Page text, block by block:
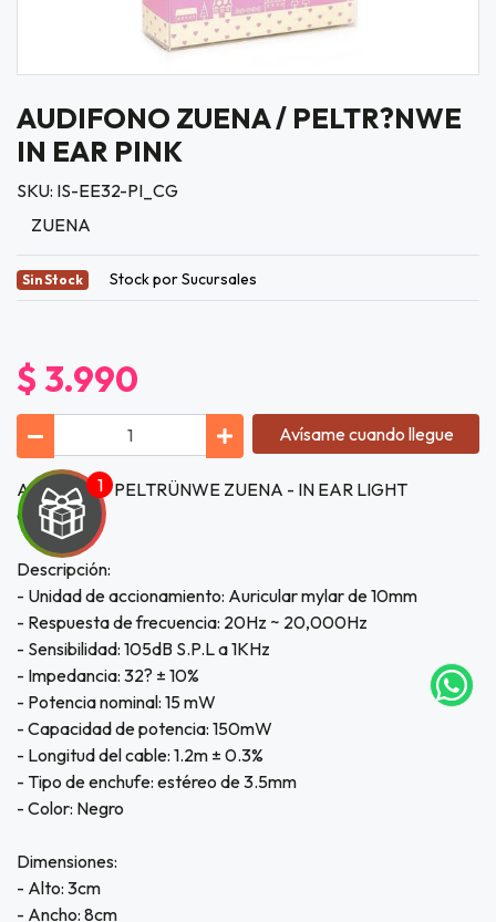
correo
web
AUDIFONO ZUENA / PELTR?NWE
IN EAR PINK
SKU: IS-EE32-PI_CG
ZUENA
Sin Stock Stock por Sucursales
$ 3.990
Avísame cuando llegue
AUDIFONO PELTRÜNWE ZUENA - IN EAR LIGHT
ORANGE
Descripción:
- Unidad de accionamiento: Auricular mylar de 10mm
- Respuesta de frecuencia: 20Hz ~ 20,000Hz
- Sensibilidad: 105dB S.P.L a 1KHz
- Impedancia: 32? ± 10%
- Potencia nominal: 15 mW
- Capacidad de potencia: 150mW
- Longitud del cable: 1.2m ± 0.3%
- Tipo de enchufe: estéreo de 3.5mm
- Color: Negro
Dimensiones:
- Alto: 3cm
- Ancho: 8cm